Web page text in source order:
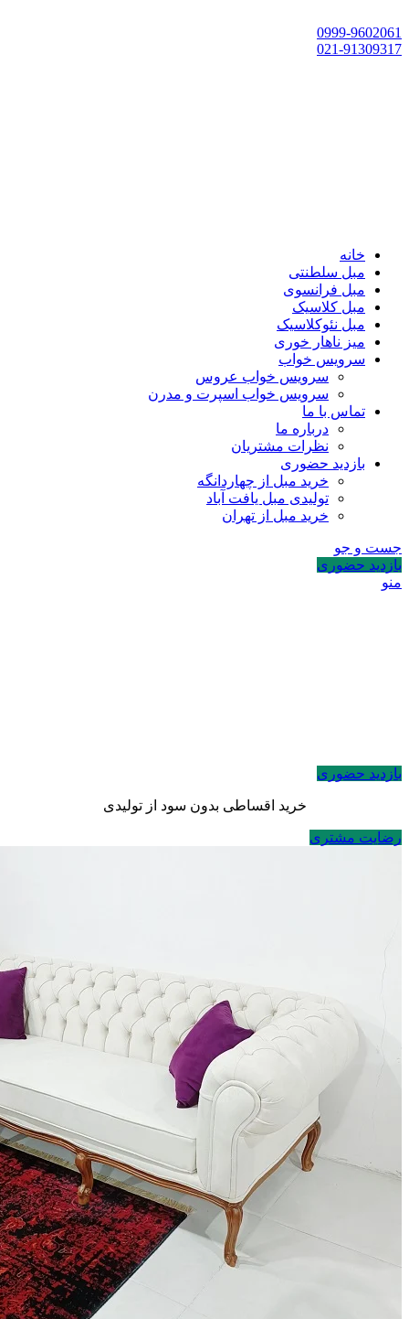
0999-9602061
021-91309317
خانه
مبل سلطنتی
مبل فرانسوی
مبل کلاسیک
مبل نئوکلاسیک
میز ناهار خوری
سرویس خواب
سرویس خواب عروس
سرویس خواب اسپرت و مدرن
تماس با ما
درباره ما
نظرات مشتریان
بازدید حضوری
خرید مبل از چهاردانگه
تولیدی مبل یافت آباد
خرید مبل از تهران
جست و جو
بازدید حضوری
منو
بازدید حضوری
خرید اقساطی بدون سود از تولیدی
رضایت مشتری